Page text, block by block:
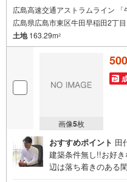
広島高速交通アストラムライン
広島県広島市東区牛田早稲田2丁目
土地163.29m2
画像5枚
おすすめポイント 田
建築条件無し!!お好
辺は落ち着きのある